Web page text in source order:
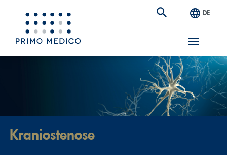
S
DE
Kraniostenose